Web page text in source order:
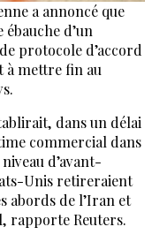
a annoncé que
d’un
protocole d’accord
à mettre fin au
dans un délai
commercial dans
d’avant-
Unis retireraient
abords de l’Iran et
rapporte Reuters.